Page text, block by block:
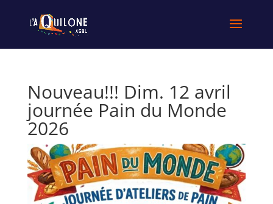
Nouveau!!! Dim. 12 avril
journée Pain du Monde
2026